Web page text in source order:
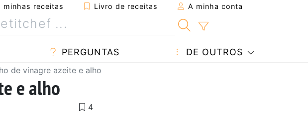
minhas receitas Livro de receitas A minha conta
PERGUNTAS DE OUTROS
de vinagre azeite e alho
e alho